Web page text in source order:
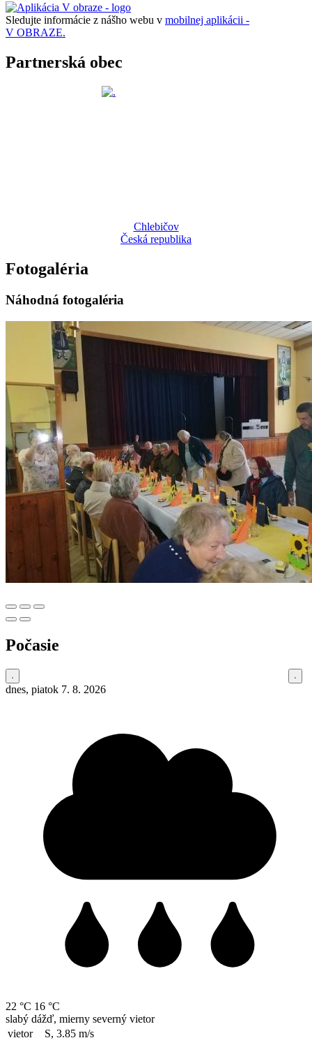
Sledujte informácie z nášho webu v mobilnej aplikácii -
V OBRAZE.
Partnerská obec
Chlebičov
Česká republika
Fotogaléria
Náhodná fotogaléria
Počasie
dnes, piatok 7. 8. 2026
22 °C 16 °C
slabý dážď, mierny severný vietor
vietor
S, 3.85 m/s